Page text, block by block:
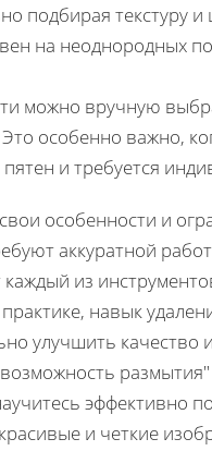
подбирая текстуру и
на неоднородных
можно вручную
особенно важно,
и требуется
особенности и
аккуратной
каждый из
навык
улучшить качество
эффективно
и четкие